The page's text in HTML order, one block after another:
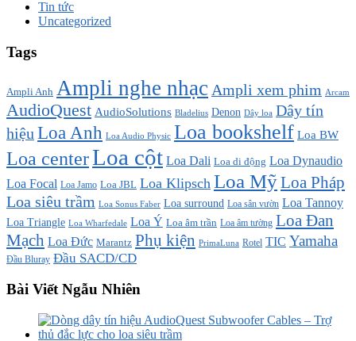
Tin tức
Uncategorized
Tags
Ampli Anh Ampli nghe nhạc Ampli xem phim Arcam
AudioQuest AudioSolutions Bladelius Denon Dây loa Dây tín
hiệu Loa Anh Loa Audio Physic Loa bookshelf Loa BW
Loa centerLoa cột Loa Dali Loa di động Loa Dynaudio
Loa Focal Loa Jamo Loa JBL Loa Klipsch Loa MỹLoa Pháp
Loa siêu trầm Loa Sonus Faber Loa surround Loa sân vườn Loa Tannoy
Loa Triangle Loa Wharfedale Loa Ý Loa âm trần Loa âm tường Loa Đan
Mạch Loa Đức Marantz Phụ kiện PrimaLuna Rotel TIC Yamaha
Đầu Bluray Đầu SACD/CD
Bài Viết Ngẫu Nhiên